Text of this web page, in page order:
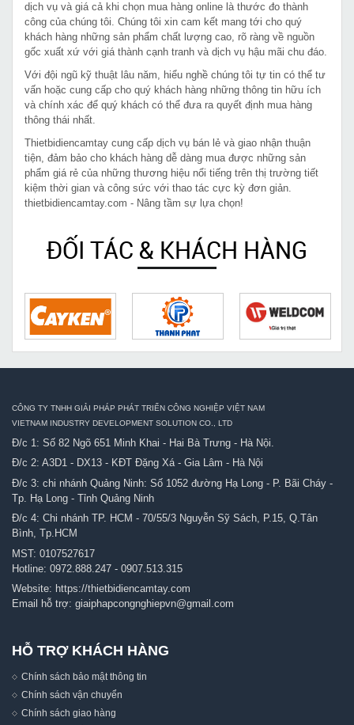
dịch vụ và giá cả khi chọn mua hàng online là thước đo thành
công của chúng tôi. Chúng tôi xin cam kết mang tới cho quý
khách hàng những sản phẩm chất lượng cao, rõ ràng về nguồn
gốc xuất xứ với giá thành cạnh tranh và dịch vụ hậu mãi chu đáo.
Với đội ngũ kỹ thuật lâu năm, hiểu nghề chúng tôi tự tin có thể tư
vấn hoặc cung cấp cho quý khách hàng những thông tin hữu ích
và chính xác để quý khách có thể đưa ra quyết định mua hàng
thông thái nhất.
Thietbidiencamtay cung cấp dịch vụ bán lẻ và giao nhận thuận
tiện, đảm bảo cho khách hàng dễ dàng mua được những sản
phẩm giá rẻ của những thương hiệu nổi tiếng trên thị trường tiết
kiệm thời gian và công sức với thao tác cực kỳ đơn giản.
thietbidiencamtay.com - Nâng tầm sự lựa chọn!
ĐỐI TÁC & KHÁCH HÀNG
CÔNG TY TNHH GIẢI PHÁP PHÁT TRIỂN CÔNG NGHIỆP VIỆT NAM
VIETNAM INDUSTRY DEVELOPMENT SOLUTION CO., LTD
Đ/c 1: Số 82 Ngõ 651 Minh Khai - Hai Bà Trưng - Hà Nội.
Đ/c 2: A3D1 - DX13 - KĐT Đặng Xá - Gia Lâm - Hà Nội
Đ/c 3: chi nhánh Quảng Ninh: Số 1052 đường Hạ Long - P. Bãi Cháy -
Tp. Hạ Long - Tỉnh Quảng Ninh
Đ/c 4: Chi nhánh TP. HCM - 70/55/3 Nguyễn Sỹ Sách, P.15, Q.Tân
Bình, Tp.HCM
MST: 0107527617
Hotline: 0972.888.247 - 0907.513.315
Website: https://thietbidiencamtay.com
Email hỗ trợ: giaiphapcongnghiepvn@gmail.com
HỖ TRỢ KHÁCH HÀNG
Chính sách bảo mật thông tin
Chính sách vận chuyển
Chính sách giao hàng